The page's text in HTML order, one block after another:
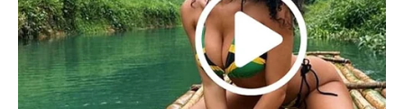
Na ovoj temperaturi moderni deterdženti učinkovito uklanjaju
nečistoće poput znoja, masnoće i ostataka kozmetike, a
pritomne oštećuju vlakna. Također, ovo je najsigurniji izbor
za osjetljivije komade jer smanjuje rizik od skupljanja i